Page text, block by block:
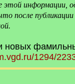
этой информации,
после
новых
1294/